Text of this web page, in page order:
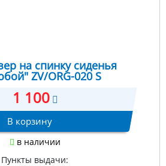
на спинку сиденья
ZV/ORG-020 S
1 100
В корзину
в наличии
Пункты выдачи: